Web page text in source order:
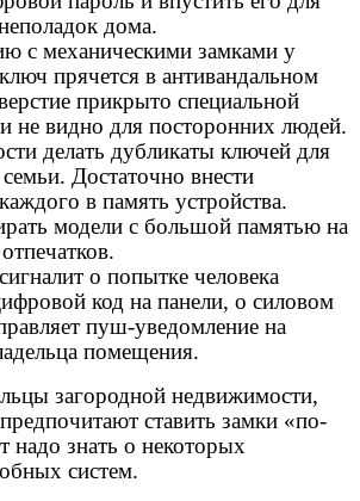
дома.
с механическими замками у
прячется в антивандальном
прикрыто специальной
не видно для посторонних людей.
делать дубликаты ключей для
Достаточно внести
в память устройства.
модели с большой памятью на
о попытке человека
код на панели, о силовом
пуш-уведомление на
помещения.
загородной недвижимости,
ставить замки «по-
надо знать о некоторых
систем.